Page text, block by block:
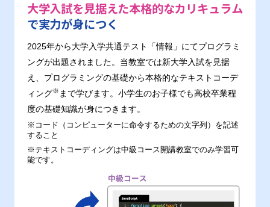
大学入試を見据えた本格的なカリキュラム
で実力が身につく
2025年から大学入学共通テスト「情報」にてプログラミ
ングが出題されました。当教室では新大学入試を見据
え、プログラミングの基礎から本格的なテキストコーデ
ィング※ まで学びます。小学生のお子様でも高校卒業程
度の基礎知識が身につきます。
※コード（コンピューターに命令するための文字列）を記述
すること
※テキストコーディングは中級コース開講教室でのみ学習可
能です。